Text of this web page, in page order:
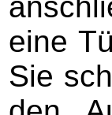
eine
Sie